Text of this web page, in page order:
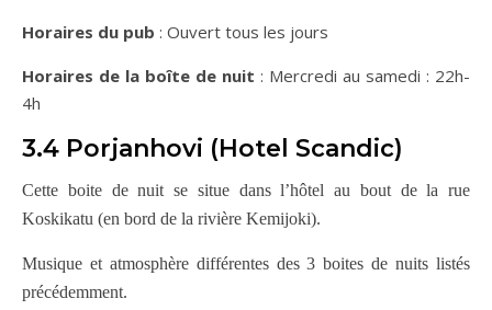
Horaires du pub : Ouvert tous les jours
Horaires de la boîte de nuit : Mercredi au samedi : 22h-
4h
3.4 Porjanhovi (Hotel Scandic)
Cette boite de nuit se situe dans l’hôtel au bout de la rue
Koskikatu (en bord de la rivière Kemijoki).
Musique et atmosphère différentes des 3 boites de nuits listés
précédemment.